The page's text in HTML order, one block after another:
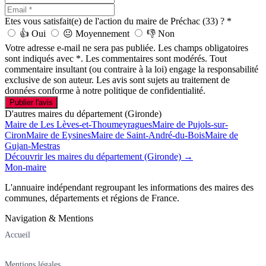
Etes vous satisfait(e) de l'action du maire de Préchac (33) ? *
👍 Oui 😐 Moyennement 👎 Non
Votre adresse e-mail ne sera pas publiée. Les champs obligatoires
sont indiqués avec *. Les commentaires sont modérés. Tout
commentaire insultant (ou contraire à la loi) engage la responsabilité
exclusive de son auteur. Les avis sont sujets au traitement de
données conforme à notre politique de confidentialité.
Publier l'avis
D'autres maires du département (Gironde)
Maire de Les Lèves-et-ThoumeyraguesMaire de Pujols-sur-
CironMaire de EysinesMaire de Saint-André-du-BoisMaire de
Gujan-Mestras
Découvrir les maires du département (Gironde) →
Mon-maire
L'annuaire indépendant regroupant les informations des maires des
communes, départements et régions de France.
Navigation & Mentions
Accueil